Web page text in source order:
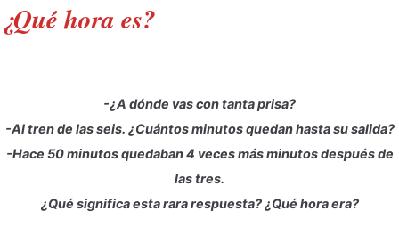
¿Qué hora es?
-¿A dónde vas con tanta prisa?
-Al tren de las seis. ¿Cuántos minutos quedan hasta su salida?
-Hace 50 minutos quedaban 4 veces más minutos después de
las tres.
¿Qué significa esta rara respuesta? ¿Qué hora era?